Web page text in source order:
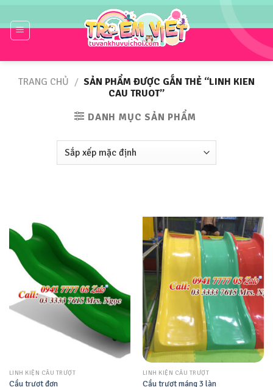
content
TRANG CHỦ / SẢN PHẨM ĐƯỢC GẮN THẺ “LINH KIEN
CAU TRUOT”
DANH MỤC SẢN PHẨM
LINH KIỆN CẦU TRƯỢT
Cầu trượt đơn
LINH KIỆN CẦU TRƯỢT
Cầu trượt máng 3 làn